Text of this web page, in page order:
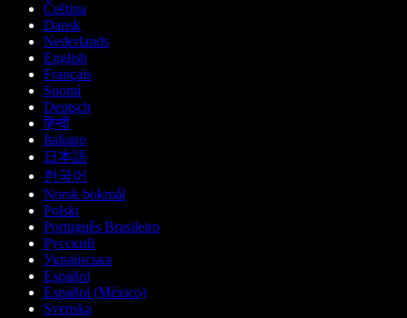
Čeština
Dansk
Nederlands
English
Français
Suomi
Deutsch
हिन्दी
Italiano
日本語
한국어
Norsk bokmål
Polski
Português Brasileiro
Русский
Українська
Español
Español (México)
Svenska